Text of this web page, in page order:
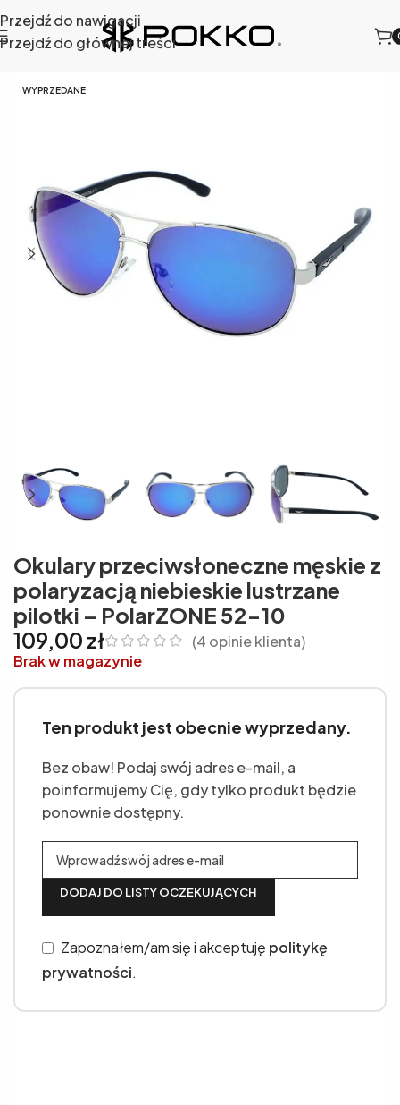
Przejdź do nawigacji
Przejdź do głównej treści
WYPRZEDANE
Okulary przeciwsłoneczne męskie z
polaryzacją niebieskie lustrzane
pilotki – PolarZONE 52-10
109,00 zł (4 opinie klienta)
Brak w magazynie
Ten produkt jest obecnie wyprzedany.
Bez obaw! Podaj swój adres e-mail, a
poinformujemy Cię, gdy tylko produkt będzie
ponownie dostępny.
DODAJ DO LISTY OCZEKUJĄCYCH
Zapoznałem/am się i akceptuję politykę
prywatności.